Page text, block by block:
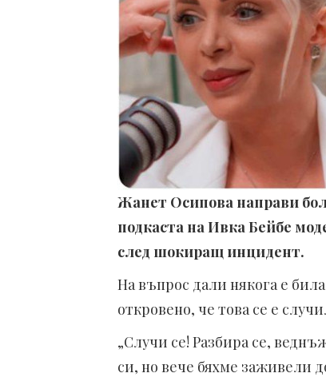
Жанет Осипова направи
подкаста на Ивка Бейбе
след шокиращ инцидент.
На въпрос дали някога е
откровено, че това се е
„Случи се! Разбира се,
си, но вече бяхме заживели